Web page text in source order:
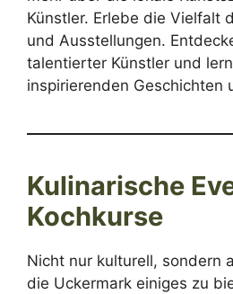
Künstler. Erlebe die Vielfalt
und Ausstellungen.
talentierter Künstler und
inspirierenden Geschichten
Kulinarische
Kochkurse
Nicht nur kulturell, sondern
die Uckermark einiges zu